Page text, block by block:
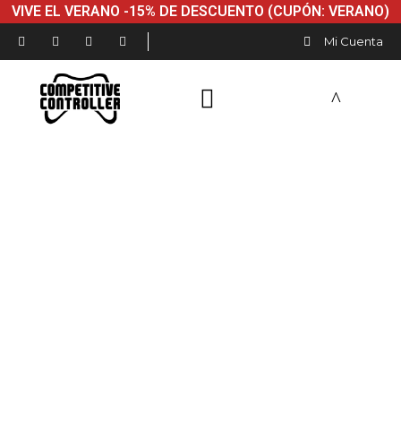
VIVE EL VERANO -15% DE DESCUENTO (CUPÓN: VERANO)
Mi Cuenta